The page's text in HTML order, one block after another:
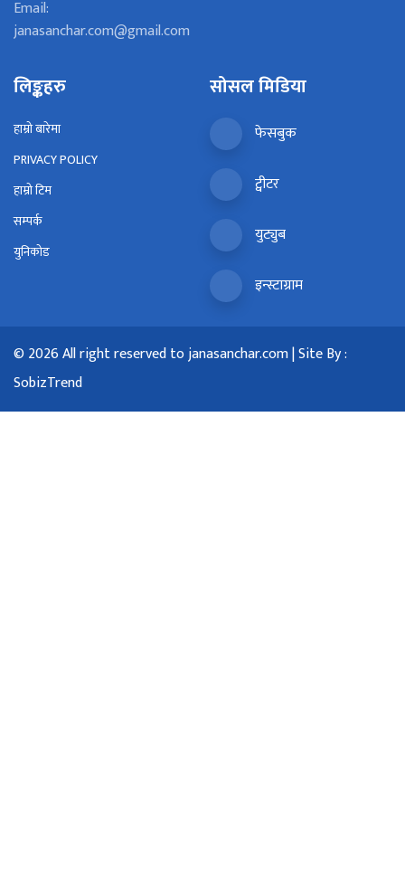
Email:
janasanchar.com@gmail.com
लिङ्कहरु
हाम्रो बारेमा
PRIVACY POLICY
हाम्रो टिम
सम्पर्क
युनिकोड
सोसल मिडिया
फेसबुक
ट्वीटर
युट्युब
इन्स्टाग्राम
© 2026 All right reserved to janasanchar.com | Site By :
SobizTrend